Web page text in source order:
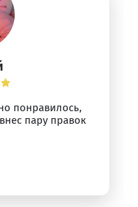
понравилось,
пару правок